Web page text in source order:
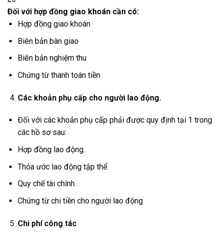
Đối với hợp đồng giao khoán cần có:
Hợp đồng giao khoán
Biên bản bàn giao
Biên bản nghiệm thu
Chứng từ thanh toán tiền
Các khoản phụ cấp cho người lao động.
Đối với các khoản phụ cấp phải được quy định tại 1 trong
các hồ sơ sau:
Hợp đồng lao động.
Thỏa ước lao động tập thể.
Quy chế tài chính.
Chứng từ chi tiền cho người lao động
Chi phí công tác